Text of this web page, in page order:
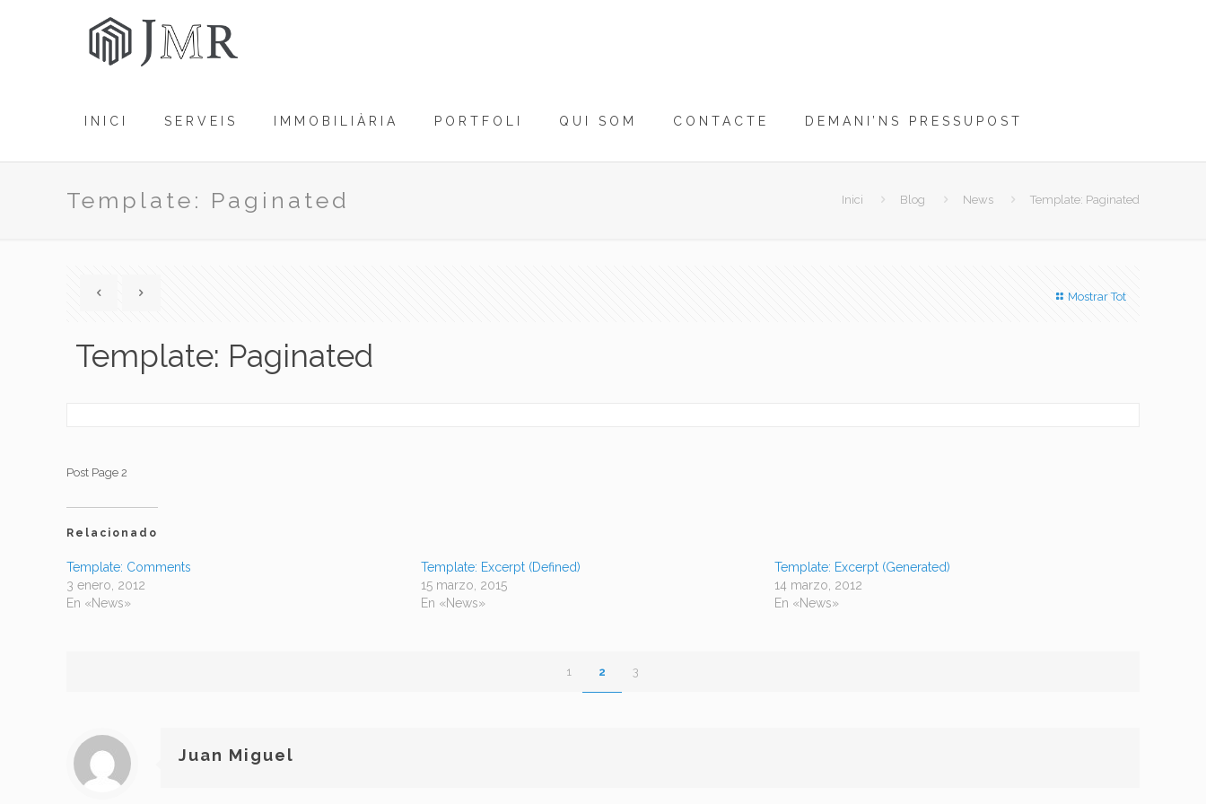
INICI SERVEIS IMMOBILIÀRIA PORTFOLI QUI SOM CONTACTE DEMANI’NS PRESSUPOST
Template: Paginated Inici Blog News Template: Paginated
Mostrar Tot
Template: Paginated
Post Page 2
Relacionado
Template: Comments
3 enero, 2012
En «News»
Template: Excerpt (Defined)
15 marzo, 2015
En «News»
Template: Excerpt (Generated)
14 marzo, 2012
En «News»
1 2 3
Juan Miguel